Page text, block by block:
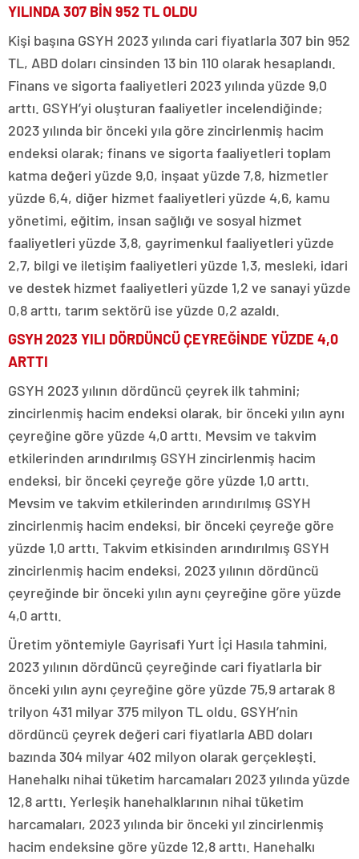
YILINDA 307 BİN 952 TL OLDU
Kişi başına GSYH 2023 yılında cari fiyatlarla 307 bin 952
TL, ABD doları cinsinden 13 bin 110 olarak hesaplandı.
Finans ve sigorta faaliyetleri 2023 yılında yüzde 9,0
arttı. GSYH’yi oluşturan faaliyetler incelendiğinde;
2023 yılında bir önceki yıla göre zincirlenmiş hacim
endeksi olarak; finans ve sigorta faaliyetleri toplam
katma değeri yüzde 9,0, inşaat yüzde 7,8, hizmetler
yüzde 6,4, diğer hizmet faaliyetleri yüzde 4,6, kamu
yönetimi, eğitim, insan sağlığı ve sosyal hizmet
faaliyetleri yüzde 3,8, gayrimenkul faaliyetleri yüzde
2,7, bilgi ve iletişim faaliyetleri yüzde 1,3, mesleki, idari
ve destek hizmet faaliyetleri yüzde 1,2 ve sanayi yüzde
0,8 arttı, tarım sektörü ise yüzde 0,2 azaldı.
GSYH 2023 YILI DÖRDÜNCÜ ÇEYREĞİNDE YÜZDE 4,0
ARTTI
GSYH 2023 yılının dördüncü çeyrek ilk tahmini;
zincirlenmiş hacim endeksi olarak, bir önceki yılın aynı
çeyreğine göre yüzde 4,0 arttı. Mevsim ve takvim
etkilerinden arındırılmış GSYH zincirlenmiş hacim
endeksi, bir önceki çeyreğe göre yüzde 1,0 arttı.
Mevsim ve takvim etkilerinden arındırılmış GSYH
zincirlenmiş hacim endeksi, bir önceki çeyreğe göre
yüzde 1,0 arttı. Takvim etkisinden arındırılmış GSYH
zincirlenmiş hacim endeksi, 2023 yılının dördüncü
çeyreğinde bir önceki yılın aynı çeyreğine göre yüzde
4,0 arttı.
Üretim yöntemiyle Gayrisafi Yurt İçi Hasıla tahmini,
2023 yılının dördüncü çeyreğinde cari fiyatlarla bir
önceki yılın aynı çeyreğine göre yüzde 75,9 artarak 8
trilyon 431 milyar 375 milyon TL oldu. GSYH’nin
dördüncü çeyrek değeri cari fiyatlarla ABD doları
bazında 304 milyar 402 milyon olarak gerçekleşti.
Hanehalkı nihai tüketim harcamaları 2023 yılında yüzde
12,8 arttı. Yerleşik hanehalklarının nihai tüketim
harcamaları, 2023 yılında bir önceki yıl zincirlenmiş
hacim endeksine göre yüzde 12,8 arttı. Hanehalkı